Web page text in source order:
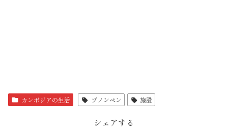
カンボジアの生活 プノンペン 施設
シェアする